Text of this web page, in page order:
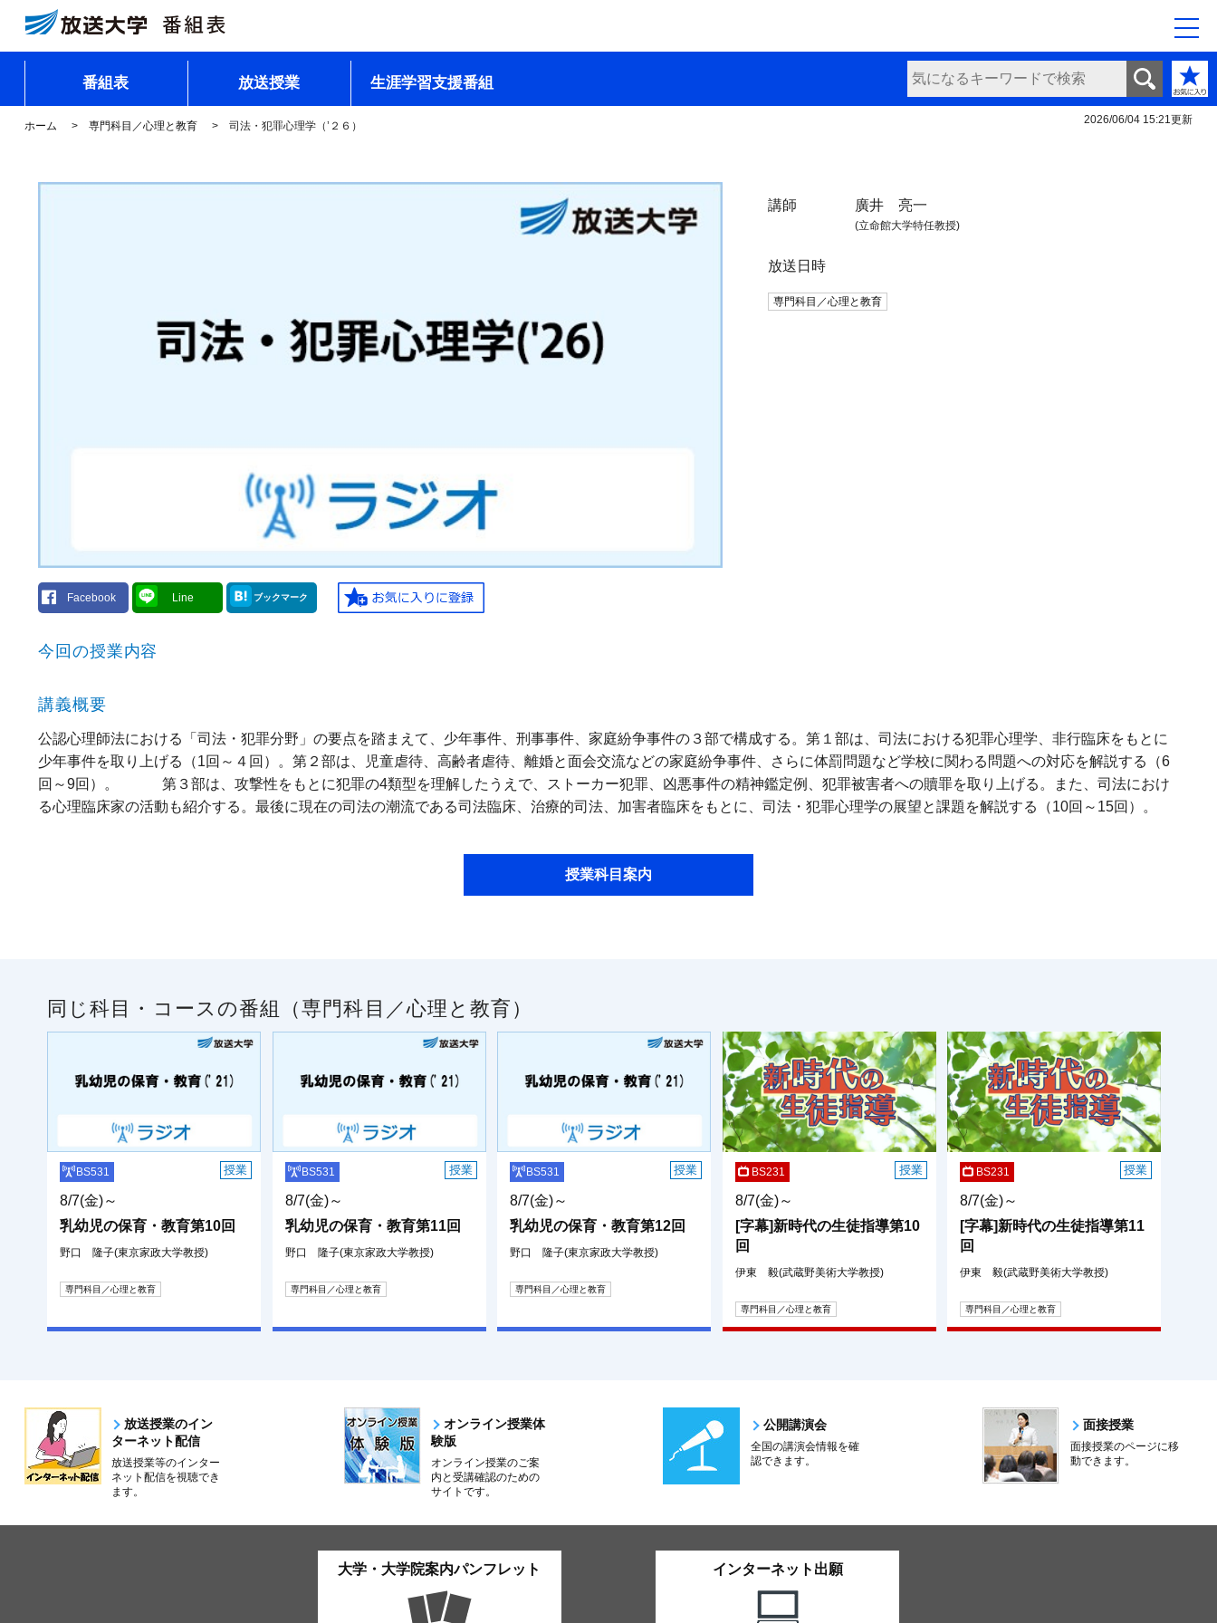
番組表 放送授業 生涯学習支援番組
2026/06/04 15:21更新
ホーム 専門科目／心理と教育 司法・犯罪心理学（’２６）
講師 廣井 亮一
(立命館大学特任教授)
放送日時
専門科目／心理と教育
Facebook Line ブックマーク
今回の授業内容
講義概要
公認心理師法における「司法・犯罪分野」の要点を踏まえて、少年事件、刑事事件、家庭紛争事件の３部で構成する。第１部は、司法における犯罪心理学、非行臨床をもとに
少年事件を取り上げる（1回～４回）。第２部は、児童虐待、高齢者虐待、離婚と面会交流などの家庭紛争事件、さらに体罰問題など学校に関わる問題への対応を解説する（6
回～9回）。 第３部は、攻撃性をもとに犯罪の4類型を理解したうえで、ストーカー犯罪、凶悪事件の精神鑑定例、犯罪被害者への贖罪を取り上げる。また、司法におけ
る心理臨床家の活動も紹介する。最後に現在の司法の潮流である司法臨床、治療的司法、加害者臨床をもとに、司法・犯罪心理学の展望と課題を解説する（10回～15回）。
授業科目案内
同じ科目・コースの番組（専門科目／心理と教育）
BS531 授業
8/7(金)～
乳幼児の保育・教育第10回
野口 隆子(東京家政大学教授)
専門科目／心理と教育
BS531 授業
8/7(金)～
乳幼児の保育・教育第11回
野口 隆子(東京家政大学教授)
専門科目／心理と教育
BS531 授業
8/7(金)～
乳幼児の保育・教育第12回
野口 隆子(東京家政大学教授)
専門科目／心理と教育
BS231 授業
8/7(金)～
[字幕]新時代の生徒指導第10
回
伊東 毅(武蔵野美術大学教授)
専門科目／心理と教育
BS231 授業
8/7(金)～
[字幕]新時代の生徒指導第11
回
伊東 毅(武蔵野美術大学教授)
専門科目／心理と教育
放送授業のイン
ターネット配信
放送授業等のインター
ネット配信を視聴でき
ます。
オンライン授業体
験版
オンライン授業のご案
内と受講確認のための
サイトです。
公開講演会
全国の講演会情報を確
認できます。
面接授業
面接授業のページに移
動できます。
大学・大学院案内パンフレット インターネット出願